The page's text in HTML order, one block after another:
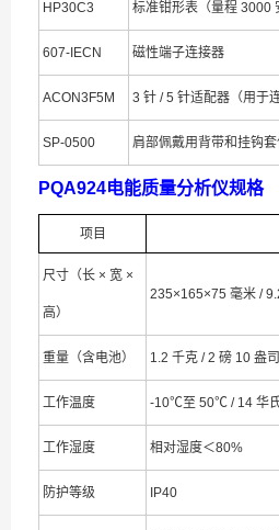
HP30C3 标准钳形表（量程 3000
607-IECN 磁性端子连接器
ACON3F5M 3 针 / 5 针适配器（用于
SP-0500 肩部佩戴用背带和挂钩
PQA924电能质量分析仪规格
项目
尺寸（长 × 宽 ×
高）
235×165×75 毫米 /
重量（含电池） 1.2 千克 / 2 磅 10 盎司
工作温度 -10℃至 50℃ / 14 华
工作湿度 相对湿度＜80%
防护等级 IP40